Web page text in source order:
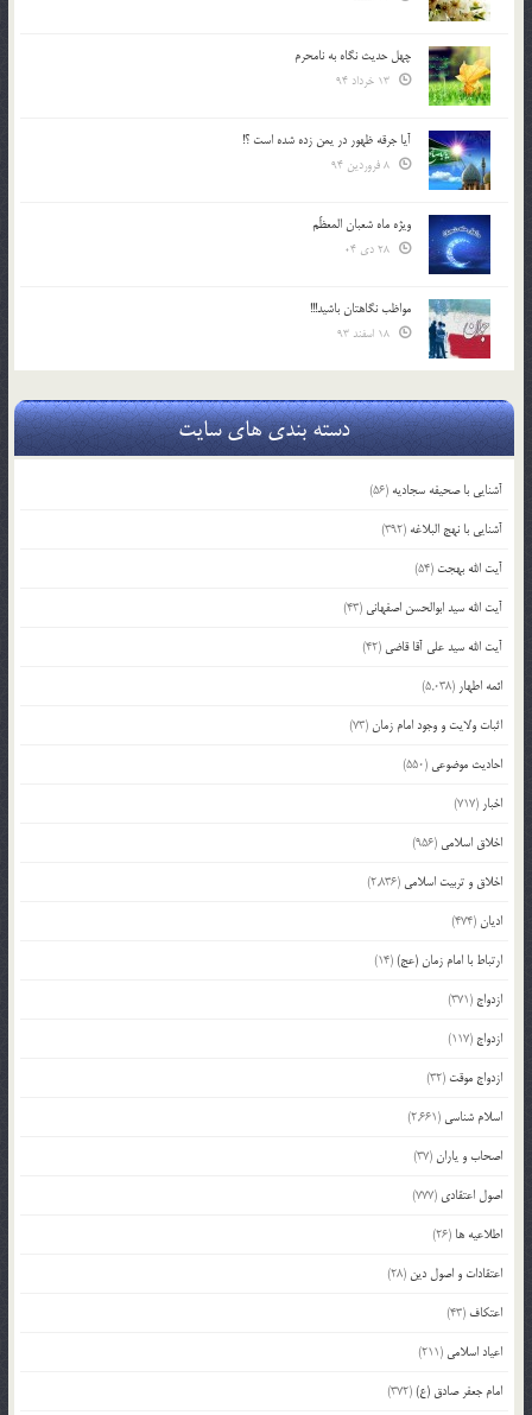
چهل حدیث نگاه به نامحرم
آیا جرقه ظهور در یمن زده شده است ؟!
ویژه ماه شعبان المعظّم
مواظب نگاهتان باشید!!!
دسته بندی های سایت
آشنایی با صحیفه سجادیه (56)
آشنایی با نهج البلاغه (392)
آیت الله بهجت (54)
آیت الله سید ابوالحسن اصفهانی (43)
آیت الله سید علی آقا قاضی (42)
ائمه اطهار (5,038)
اثبات ولایت و وجود امام زمان(73)
احادیث موضوعی (550)
اخبار (717)
اخلاق اسلامی (956)
اخلاق و تربیت اسلامی (2,836)
ادیان(474)
ارتباط با امام زمان (عج)(14)
ازدواج (371)
ازدواج (117)
ازدواج موقت (32)
اسلام شناسی (2,661)
اصحاب و یاران(37)
اصول اعتقادی (777)
اطلاعیه ها (26)
اعتقادات و اصول دین (28)
اعتکاف (43)
اعیاد اسلامی (211)
امام جعفر صادق (ع)(372)